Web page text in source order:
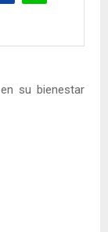
su bienestar